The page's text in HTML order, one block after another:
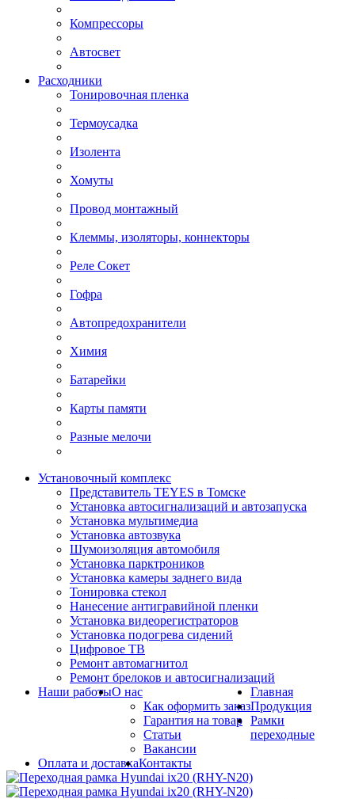
Компрессоры
Автосвет
Расходники
Тонировочная пленка
Термоусадка
Изолента
Хомуты
Провод монтажный
Клеммы, изоляторы, коннекторы
Реле Сокет
Гофра
Автопредохранители
Химия
Батарейки
Карты памяти
Разные мелочи
Установочный комплекс
Представитель TEYES в Томске
Установка автосигнализаций и автозапуска
Установка мультимедиа
Установка автозвука
Шумоизоляция автомобиля
Установка парктроников
Установка камеры заднего вида
Тонировка стекол
Нанесение антигравийной пленки
Установка видеорегистраторов
Установка подогрева сидений
Цифровое ТВ
Ремонт автомагнитол
Ремонт брелоков и автосигнализаций
Наши работыО нас
Как оформить заказ
Гарантия на товар
Статьи
Вакансии
Оплата и доставкаКонтакты
Главная
Продукция
Рамки
переходные